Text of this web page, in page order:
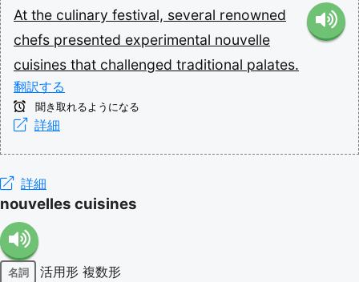
At the culinary festival, several renowned
chefs presented experimental nouvelle
cuisines that challenged traditional palates.
翻訳する
聞き取れるようになる
詳細
詳細
nouvelles cuisines
名詞 活用形 複数形